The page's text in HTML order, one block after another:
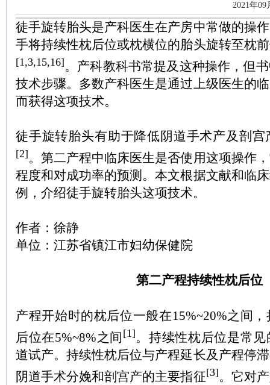
2021年09
徒手旋转胎头是产科医生在产房中常做的操
手将持续性枕后位或枕横位的胎头旋转至枕
[1,3,15,16]。产科教科书常提及这种操作，但
技术步骤。多数产科医生是通过上级医生的
而获得这项技术。
徒手旋转胎头有助于降低阴道手术产及剖
[2]。第二产程中临床医生是否使用这项操作
程度和对成功率的预测。本文根据文献和临
例，介绍徒手旋转胎头这项技术。
作者：徐静
单位：江苏省镇江市妇幼保健院
第二产程持续性枕后位
产程开始时的枕后位一般在15%~20%之间
后位在5%~8%之间 [1]。持续性枕后位是常
道试产。持续性枕后位与产程延长及产程停
阴道手术分娩和剖宫产的主要指征[3]。它对